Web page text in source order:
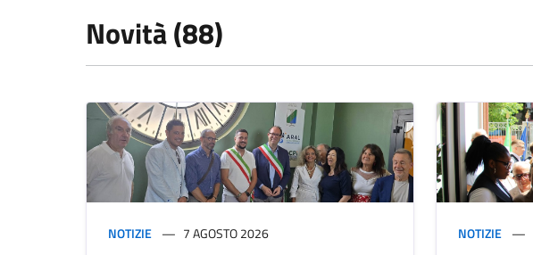
Novità (88)
NOTIZIE 7 AGOSTO 2026 NOTIZIE